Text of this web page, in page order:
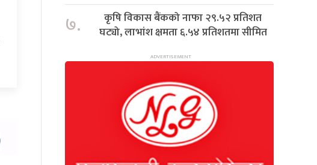
७.
कृषि विकास बैंकको नाफा २९.५२ प्रतिशत
घट्यो, लाभांश क्षमता ६.५४ प्रतिशतमा सीमित